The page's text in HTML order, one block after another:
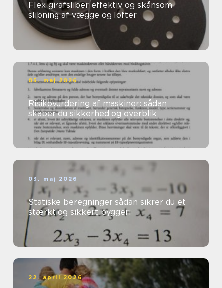
Flex girafsliber effektiv og skånsom
slibning af vægge og lofter
05. maj 2026
Risikovurdering af maskiner: sådan
skaber du sikkerhed og overblik
03. maj 2026
Statiske beregninger sådan sikrer du et
stærkt og sikkert byggeri
22. april 2026